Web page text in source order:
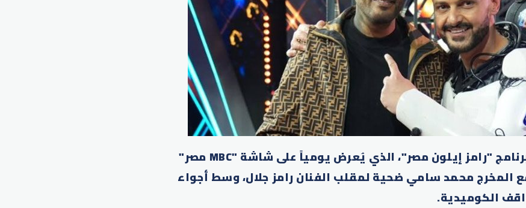
في حلقة جديدة من برنامج "رامز إيلون مصر"، الذي يُعرض يومياً على شاشة "MBC مصر"
المخرج محمد سامي ضحية لمقلب الفنان رامز جلال، وسط أجواء
الكوميدية.